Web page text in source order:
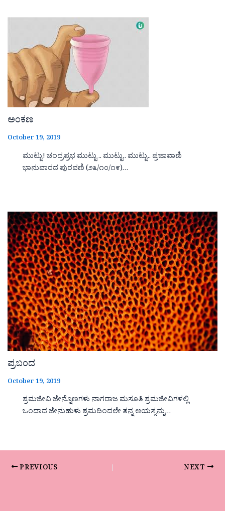
ಅಂಕಣ
October 19, 2019
ಮುಟ್ಟು! ಚಂದ್ರಪ್ರಭ ಮುಟ್ಟು .. ಮುಟ್ಟು.. ಮುಟ್ಟು.. ಪ್ರಜಾವಾಣಿ
ಭಾನುವಾರದ ಪುರವಣಿ (೨೩/೧೦/೧೯)…
ಪ್ರಬಂದ
October 19, 2019
ಶ್ರಮಜೀವಿ ಜೇನ್ನೊಣಗಳು ನಾಗರಾಜ ಮಸೂತಿ ಶ್ರಮಜೀವಿಗಳಲ್ಲಿ
ಒಂದಾದ ಜೇನುಹುಳು ಶ್ರಮದಿಂದಲೇ ತನ್ನ ಆಯಸ್ಸನ್ನು…
PREVIOUS NEXT